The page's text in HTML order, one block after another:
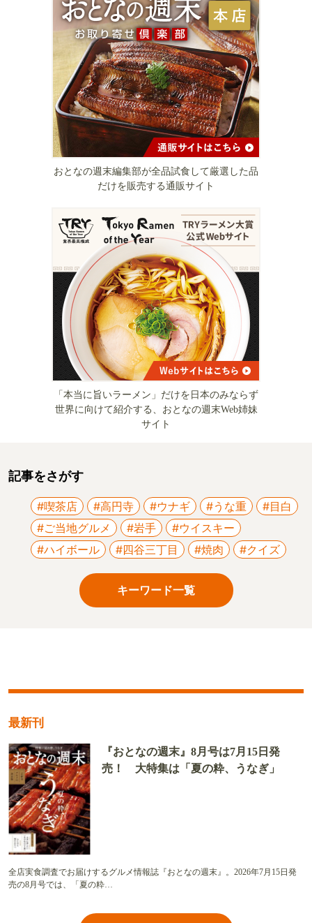
おとなの週末編集部が全品試食して厳選した品
だけを販売する通販サイト
「本当に旨いラーメン」だけを日本のみならず
世界に向けて紹介する、おとなの週末Web姉妹
サイト
記事をさがす
#喫茶店 #高円寺 #ウナギ #うな重
#目白
#ご当地グルメ
#岩手
#ウイスキー
#ハイボール
#四谷三丁目 #焼肉 #クイズ
キーワード一覧
最新刊
『おとなの週末』8月号は7月15日発
売！ 大特集は「夏の粋、うなぎ」
全店実食調査でお届けするグルメ情報誌『おとなの週末』。2026年7月15日発
売の8月号では、「夏の粋…